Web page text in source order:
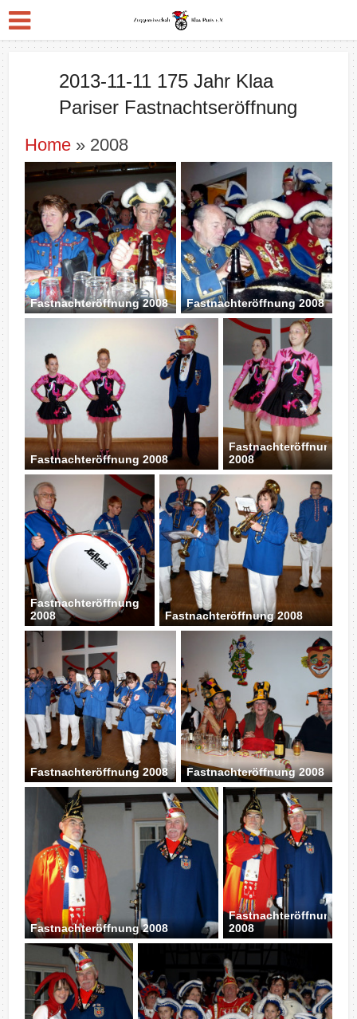
2013-11-11 175 Jahr Klaa
Pariser Fastnachtseröffnung
Home » 2008
Fastnachteröffnung 2008 Fastnachteröffnung 2008
Fastnachteröffnung 2008
Fastnachteröffnung
2008
Fastnachteröffnung
2008
Fastnachteröffnung 2008
Fastnachteröffnung 2008 Fastnachteröffnung 2008
Fastnachteröffnung 2008
Fastnachteröffnung
2008